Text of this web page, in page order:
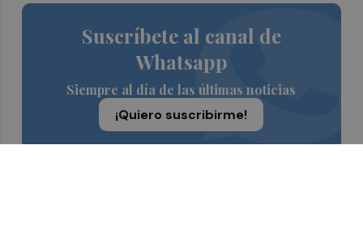
Suscríbete al canal de
Whatsapp
Siempre al día de las últimas noticias
¡Quiero suscribirme!